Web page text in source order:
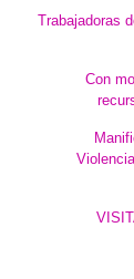
Trabajadoras
Con